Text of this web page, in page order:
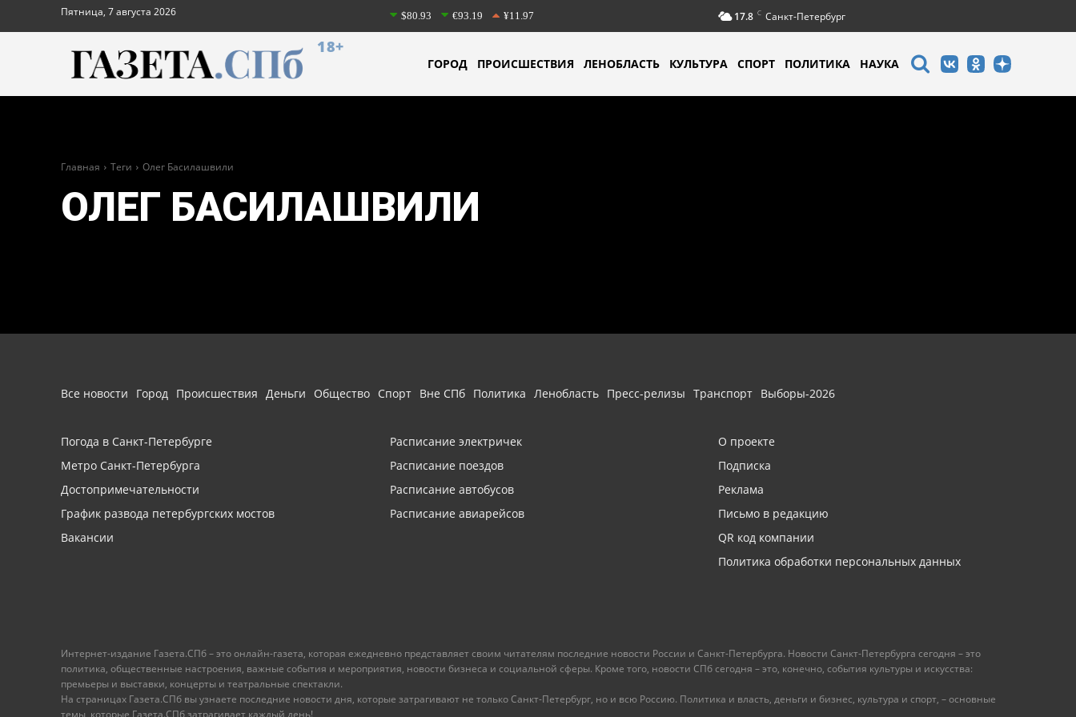
Пятница, 7 августа 2026 $80.93 €93.19 ¥11.97 17.8 C Санкт-Петербург
18+
ГОРОД ПРОИСШЕСТВИЯ ЛЕНОБЛАСТЬ КУЛЬТУРА СПОРТ ПОЛИТИКА НАУКА
Главная Теги Олег Басилашвили
ОЛЕГ БАСИЛАШВИЛИ
Все новости Город Происшествия Деньги Общество Спорт Вне СПб Политика Ленобласть Пресс-релизы Транспорт Выборы-2026
Погода в Санкт-Петербурге
Метро Санкт-Петербурга
Достопримечательности
График развода петербургских мостов
Вакансии
Расписание электричек
Расписание поездов
Расписание автобусов
Расписание авиарейсов
О проекте
Подписка
Реклама
Письмо в редакцию
QR код компании
Политика обработки персональных данных
Интернет-издание Газета.СПб – это онлайн-газета, которая ежедневно представляет своим читателям последние новости России и Санкт-Петербурга. Новости Санкт-Петербурга сегодня – это
политика, общественные настроения, важные события и мероприятия, новости бизнеса и социальной сферы. Кроме того, новости СПб сегодня – это, конечно, события культуры и искусства:
премьеры и выставки, концерты и театральные спектакли.
На страницах Газета.СПб вы узнаете последние новости дня, которые затрагивают не только Санкт-Петербург, но и всю Россию. Политика и власть, деньги и бизнес, культура и спорт, – основные
темы, которые Газета.СПб затрагивает каждый день!